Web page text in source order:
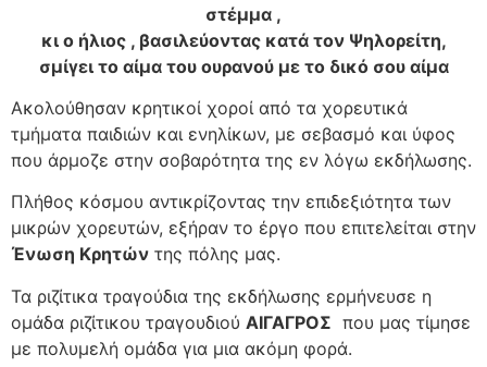
στέμμα ,
κι ο ήλιος , βασιλεύοντας κατά τον Ψηλορείτη,
σμίγει το αίμα του ουρανού με το δικό σου αίμα
Ακολούθησαν κρητικοί χοροί από τα χορευτικά
τμήματα παιδιών και ενηλίκων, με σεβασμό και ύφος
που άρμοζε στην σοβαρότητα της εν λόγω εκδήλωσης.
Πλήθος κόσμου αντικρίζοντας την επιδεξιότητα των
μικρών χορευτών, εξήραν το έργο που επιτελείται στην
Ένωση Κρητών της πόλης μας.
Τα ριζίτικα τραγούδια της εκδήλωσης ερμήνευσε η
ομάδα ριζίτικου τραγουδιού ΑΙΓΑΓΡΟΣ που μας τίμησε
με πολυμελή ομάδα για μια ακόμη φορά.